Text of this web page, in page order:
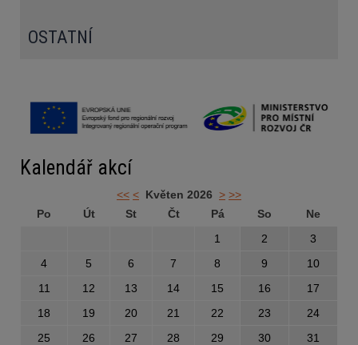
OSTATNÍ
Kalendář akcí
<< < Květen 2026 > >>
Po
Út St Čt Pá So
Ne
1
2
3
4
5 6 7 8 9
10
11
12 13 14 15 16
17
18
19 20 21 22 23
24
25
26 27 28 29 30 31